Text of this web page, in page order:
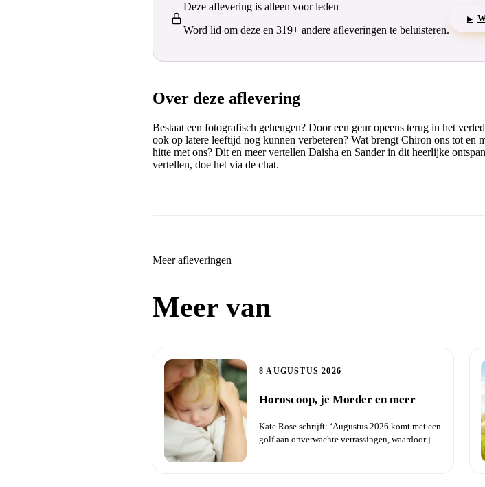
Deze aflevering is alleen voor leden
Word lid om deze en 319+ andere afleveringen te beluisteren.
▶
Over deze aflevering
Bestaat een fotografisch geheugen? Door een geur opeens terug in het
ook op latere leeftijd nog kunnen verbeteren? Wat brengt Chiron ons tot
hitte met ons? Dit en meer vertellen Daisha en Sander in dit heerlijke
vertellen, doe het via de chat.
Meer afleveringen
Meer van
8 AUGUSTUS 2026
Horoscoop, je Moeder en meer
Kate Rose schrijft: ‘Augustus 2026 komt met een
golf aan onverwachte verrassingen, waardoor je